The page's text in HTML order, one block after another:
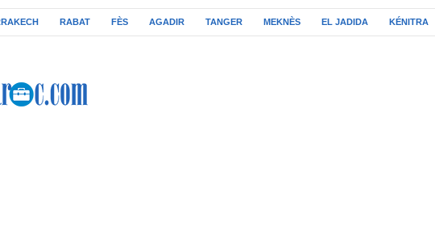
RABAT FÈS AGADIR TANGER MEKNÈS EL JADIDA KÉNITRA